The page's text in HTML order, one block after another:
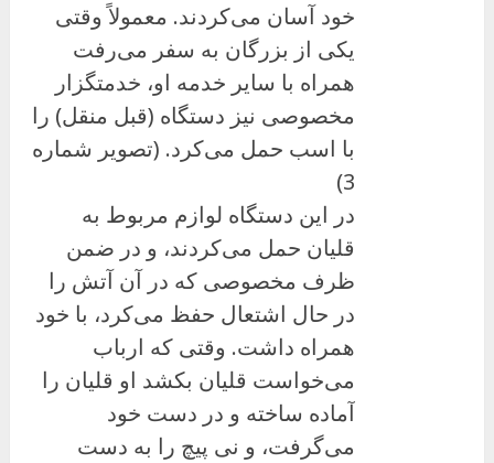
خود آسان می‌كردند. معمولاً وقتی
یكی از بزرگان به سفر می‌رفت
همراه با سایر خدمه او، خدمتگزار
مخصوصی نیز دستگاه (قبل منقل) را
با اسب حمل می‌كرد. (تصویر شماره
3)
در این دستگاه لوازم مربوط به
قلیان حمل می‌كردند، و در ضمن
ظرف مخصوصی كه در آن آتش را
در حال اشتعال حفظ می‌كرد، با خود
همراه داشت. وقتی كه ارباب
می‌خواست قلیان بكشد او قلیان را
آماده ساخته و در دست خود
می‌گرفت، و نی پیچ را به دست